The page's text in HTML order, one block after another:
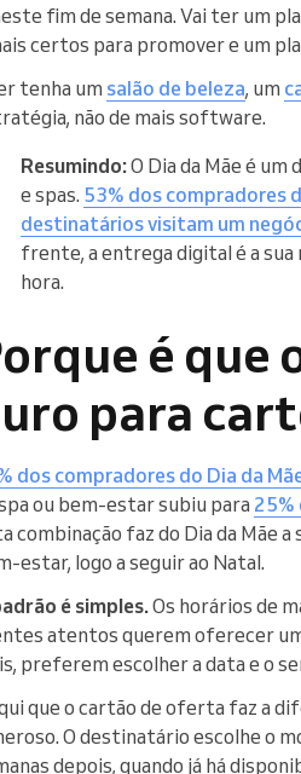
fim de semana. Vai ter um
certos para promover e um
tenha um salão de beleza, um
não de mais software.
Resumindo:O Dia da Mãe é
e spas. 53% dos compradores
destinatários visitam um
frente, a entrega digital é a sua
hora.
é que
para
dos compradores do Dia da
ou bem-estar subiu para 25%
combinação faz do Dia da Mãe
estar, logo a seguir ao Natal.
é simples.Os horários de
atentos querem oferecer
preferem escolher a data e o
que o cartão de oferta faz a
O destinatário escolhe o
depois, quando já há